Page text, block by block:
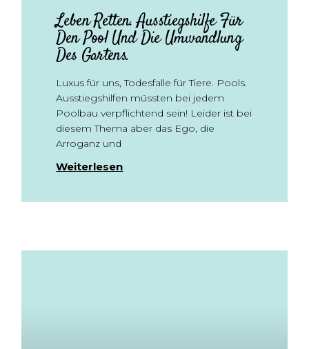
Leben Retten. Ausstiegshilfe Für
Den Pool Und Die Umwandlung
Des Gartens.
Luxus für uns, Todesfalle für Tiere. Pools.
Ausstiegshilfen müssten bei jedem
Poolbau verpflichtend sein! Leider ist bei
diesem Thema aber das Ego, die
Arroganz und
Weiterlesen